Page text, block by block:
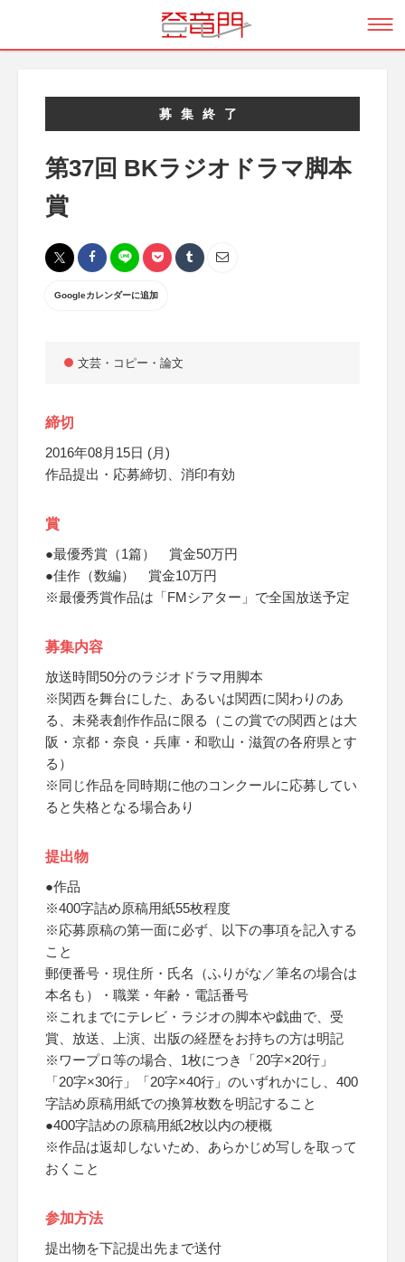
募集終了
第37回 BKラジオドラマ脚本
賞
Googleカレンダーに追加
文芸・コピー・論文
締切
2016年08月15日 (月)
作品提出・応募締切、消印有効
賞
●最優秀賞（1篇） 賞金50万円
●佳作（数編） 賞金10万円
※最優秀賞作品は「FMシアター」で全国放送予定
募集内容
放送時間50分のラジオドラマ用脚本
※関西を舞台にした、あるいは関西に関わりのあ
る、未発表創作作品に限る（この賞での関西とは大
阪・京都・奈良・兵庫・和歌山・滋賀の各府県とす
る）
※同じ作品を同時期に他のコンクールに応募してい
ると失格となる場合あり
提出物
●作品
※400字詰め原稿用紙55枚程度
※応募原稿の第一面に必ず、以下の事項を記入する
こと
郵便番号・現住所・氏名（ふりがな／筆名の場合は
本名も）・職業・年齢・電話番号
※これまでにテレビ・ラジオの脚本や戯曲で、受
賞、放送、上演、出版の経歴をお持ちの方は明記
※ワープロ等の場合、1枚につき「20字×20行」
「20字×30行」「20字×40行」のいずれかにし、400
字詰め原稿用紙での換算枚数を明記すること
●400字詰めの原稿用紙2枚以内の梗概
※作品は返却しないため、あらかじめ写しを取って
おくこと
参加方法
提出物を下記提出先まで送付